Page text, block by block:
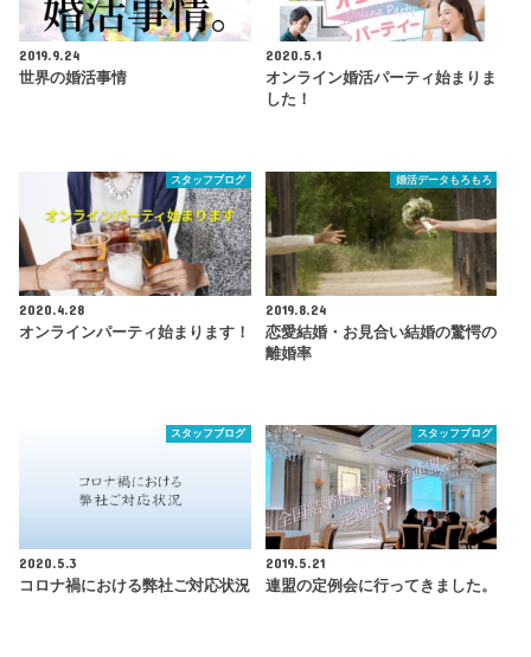
2019.9.24
世界の婚活事情
2020.5.1
オンライン婚活パーティ始まりま
した！
スタッフブログ
2020.4.28
オンラインパーティ始まります！
婚活データもろもろ
2019.8.24
恋愛結婚・お見合い結婚の驚愕の
離婚率
スタッフブログ
2020.5.3
コロナ禍における弊社ご対応状況
スタッフブログ
2019.5.21
連盟の定例会に行ってきました。